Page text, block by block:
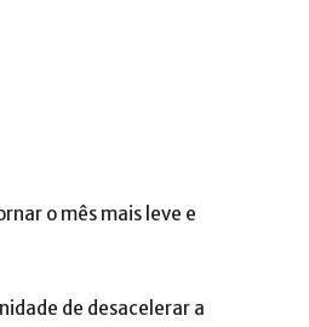
o mês mais leve e
de desacelerar a